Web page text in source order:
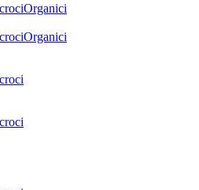
Organici
Organici